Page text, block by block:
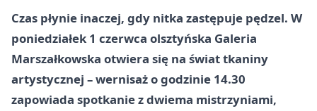
Czas płynie inaczej, gdy nitka zastępuje pędzel. W
poniedziałek 1 czerwca olsztyńska Galeria
Marszałkowska otwiera się na świat tkaniny
artystycznej – wernisaż o godzinie 14.30
zapowiada spotkanie z dwiema mistrzyniami,